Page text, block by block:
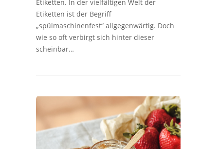
Etiketten. In der vielfältigen Welt der
Etiketten ist der Begriff
„spülmaschinenfest“ allgegenwärtig. Doch
wie so oft verbirgt sich hinter dieser
scheinbar…